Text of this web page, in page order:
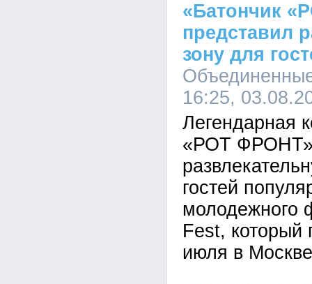
«Батончик
представил
зону для
16:25,
Легендарная
«РОТ ФРОНТ»
гостей
молодежного
Fest,
июля в